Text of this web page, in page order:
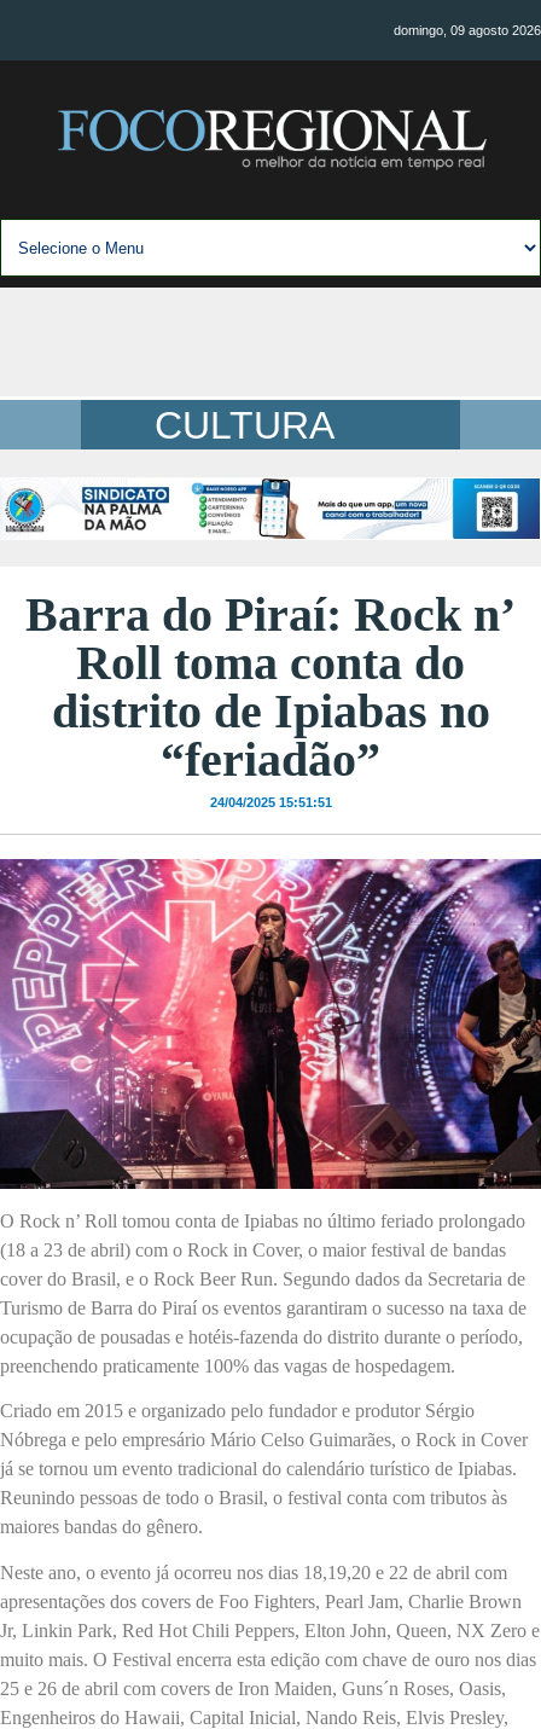
domingo, 09 agosto 2026
CULTURA
Barra do Piraí: Rock n’
Roll toma conta do
distrito de Ipiabas no
“feriadão”
24/04/2025 15:51:51
O Rock n’ Roll tomou conta de Ipiabas no último feriado prolongado
(18 a 23 de abril) com o Rock in Cover, o maior festival de bandas
cover do Brasil, e o Rock Beer Run. Segundo dados da Secretaria de
Turismo de Barra do Piraí os eventos garantiram o sucesso na taxa de
ocupação de pousadas e hotéis-fazenda do distrito durante o período,
preenchendo praticamente 100% das vagas de hospedagem.
Criado em 2015 e organizado pelo fundador e produtor Sérgio
Nóbrega e pelo empresário Mário Celso Guimarães, o Rock in Cover
já se tornou um evento tradicional do calendário turístico de Ipiabas.
Reunindo pessoas de todo o Brasil, o festival conta com tributos às
maiores bandas do gênero.
Neste ano, o evento já ocorreu nos dias 18,19,20 e 22 de abril com
apresentações dos covers de Foo Fighters, Pearl Jam, Charlie Brown
Jr, Linkin Park, Red Hot Chili Peppers, Elton John, Queen, NX Zero e
muito mais. O Festival encerra esta edição com chave de ouro nos dias
25 e 26 de abril com covers de Iron Maiden, Guns´n Roses, Oasis,
Engenheiros do Hawaii, Capital Inicial, Nando Reis, Elvis Presley,